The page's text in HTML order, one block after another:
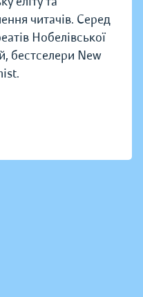
читачів. Серед
Нобелівської
бестселери New